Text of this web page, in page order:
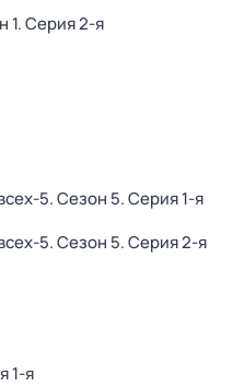
1. Серия 2-я
5. Сезон 5. Серия 1-я
5. Сезон 5. Серия 2-я
1-я